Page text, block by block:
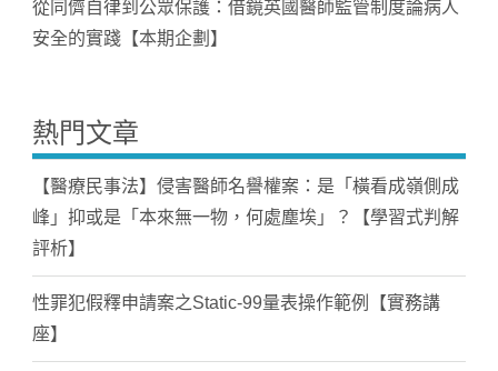
從同儕自律到公眾保護：借鏡英國醫師監管制度論病人
安全的實踐【本期企劃】
熱門文章
【醫療民事法】侵害醫師名譽權案：是「橫看成嶺側成
峰」抑或是「本來無一物，何處塵埃」？【學習式判解
評析】
性罪犯假釋申請案之Static-99量表操作範例【實務講
座】